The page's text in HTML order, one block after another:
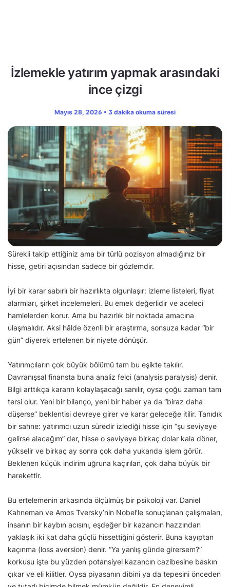
İzlemekle yatırım yapmak arasındaki
ince çizgi
Mayıs 28, 2026 • 3 dakika okuma süresi
Sürekli takip ettiğiniz ama bir türlü pozisyon almadığınız bir
hisse, getiri açısından sadece bir gözlemdir.
İyi bir karar sabırlı bir hazırlıkta olgunlaşır: izleme listeleri, fiyat
alarmları, şirket incelemeleri. Bu emek değerlidir ve aceleci
hamlelerden korur. Ama bu hazırlık bir noktada amacına
ulaşmalıdır. Aksi hâlde özenli bir araştırma, sonsuza kadar “bir
gün” diyerek ertelenen bir niyete dönüşür.
Yatırımcıların çok büyük bölümü tam bu eşikte takılır.
Davranışsal finansta buna analiz felci (analysis paralysis) denir.
Bilgi arttıkça kararın kolaylaşacağı sanılır, oysa çoğu zaman tam
tersi olur. Yeni bir bilanço, yeni bir haber ya da “biraz daha
düşerse” beklentisi devreye girer ve karar geleceğe itilir. Tanıdık
bir sahne: yatırımcı uzun süredir izlediği hisse için “şu seviyeye
gelirse alacağım” der, hisse o seviyeye birkaç dolar kala döner,
yükselir ve birkaç ay sonra çok daha yukarıda işlem görür.
Beklenen küçük indirim uğruna kaçırılan, çok daha büyük bir
harekettir.
Bu ertelemenin arkasında ölçülmüş bir psikoloji var. Daniel
Kahneman ve Amos Tversky’nin Nobel’le sonuçlanan çalışmaları,
insanın bir kaybın acısını, eşdeğer bir kazancın hazzından
yaklaşık iki kat daha güçlü hissettiğini gösterir. Buna kayıptan
kaçınma (loss aversion) denir. “Ya yanlış günde girersem?”
korkusu işte bu yüzden potansiyel kazancın cazibesine baskın
çıkar ve eli kilitler. Oysa piyasanın dibini ya da tepesini önceden